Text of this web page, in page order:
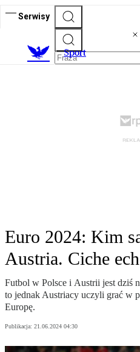
Serwisy
Sport
Euro 2024: Kim
Austria. Ciche
Futbol w Polsce i Austrii jest dziś
to jednak Austriacy uczyli grać w
Europę.
Publikacja: 21.06.2024 04:30